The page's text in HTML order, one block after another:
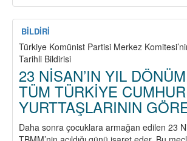
1
MAYIS
HAZIRLIKLARI
AKSATILMADAN
YÜRÜTÜLMELİDİR!
BİLDİRİ
Türkiye Komünist Partisi Merkez
Tarihli Bildirisi
23 NİSAN’IN YIL
TÜM TÜRKİYE
YURTTAŞLARININ
Daha sonra çocuklara armağan edilen 23